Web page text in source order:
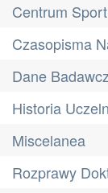
Centrum
Czasopisma
Dane
Historia
Miscelanea
Rozprawy